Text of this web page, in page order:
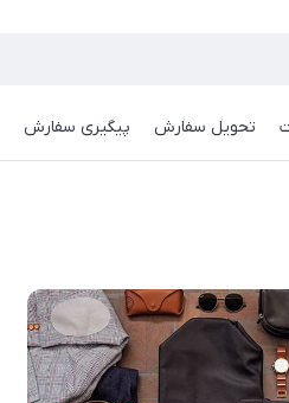
تحویل سفارش پیگیری سفارش